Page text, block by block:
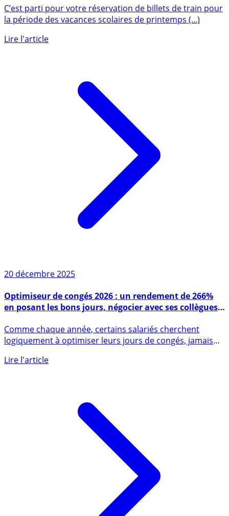
de la vente des billets de train pour la période du
25/03/2024 au 22/05/2024
la période des vacances scolaires de printemps (...)
20 décembre 2025
en posant les bons jours, négocier avec ses collègues
restera difficile ...
logiquement à optimiser leurs jours de congés, jamais